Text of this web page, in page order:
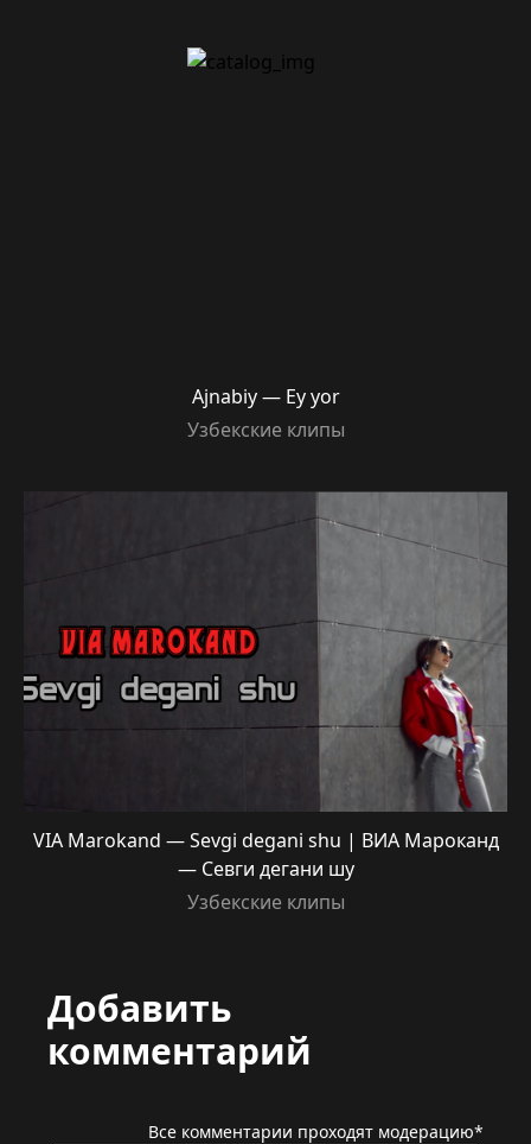
Ajnabiy — Ey yor
Узбекские клипы
VIA Marokand — Sevgi degani shu | ВИА Мароканд
— Севги дегани шу
Узбекские клипы
Добавить
комментарий
Все комментарии проходят модерацию*